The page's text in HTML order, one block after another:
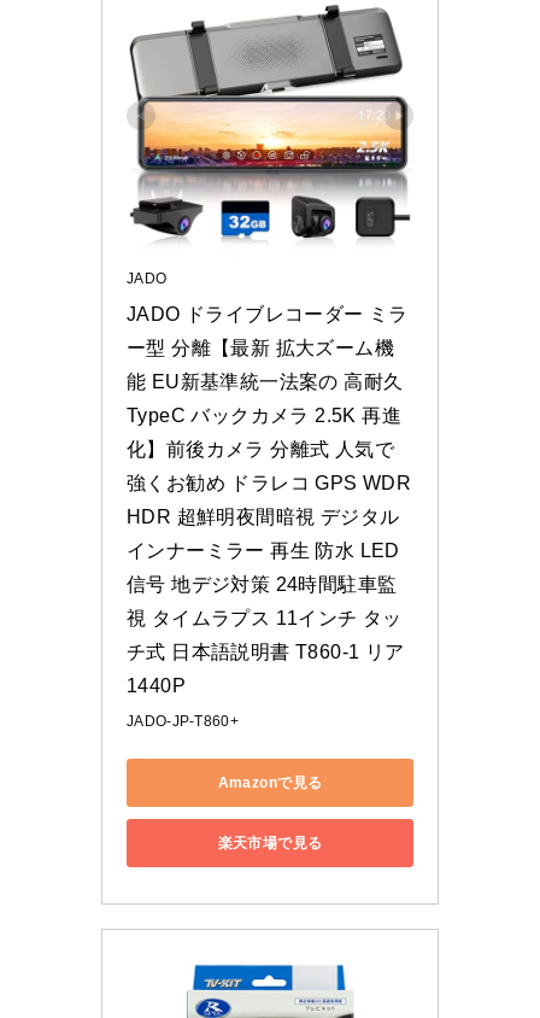
JADO
JADO ドライブレコーダー ミラ
ー型 分離【最新 拡大ズーム機
能 EU新基準統一法案の 高耐久
TypeC バックカメラ 2.5K 再進
化】前後カメラ 分離式 人気で
強くお勧め ドラレコ GPS WDR
HDR 超鮮明夜間暗視 デジタル
インナーミラー 再生 防水 LED
信号 地デジ対策 24時間駐車監
視 タイムラプス 11インチ タッ
チ式 日本語説明書 T860-1 リア
1440P
‎JADO-JP-T860+
Amazonで見る
楽天市場で見る